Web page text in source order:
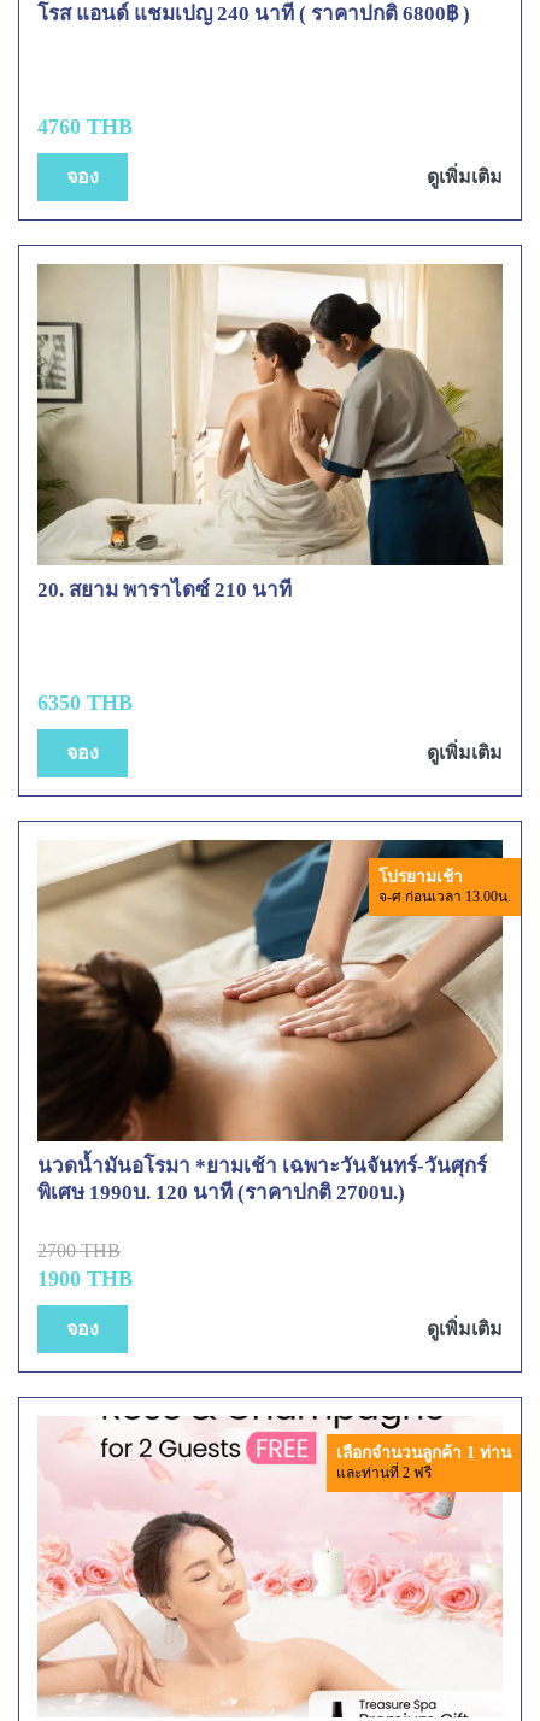
โรส แอนด์ แชมเปญ 240 นาที ( ราคาปกติ 6800฿ )
4760 THB
จอง ดูเพิ่มเติม
20. สยาม พาราไดซ์ 210 นาที
6350 THB
จอง ดูเพิ่มเติม
โปรยามเช้า
จ-ศ ก่อนเวลา 13.00น.
นวดน้ำมันอโรมา *ยามเช้า เฉพาะวันจันทร์-วันศุกร์
พิเศษ 1990บ. 120 นาที (ราคาปกติ 2700บ.)
2700 THB
1900 THB
จอง ดูเพิ่มเติม
เลือกจำนวนลูกค้า 1 ท่าน
และท่านที่ 2 ฟรี